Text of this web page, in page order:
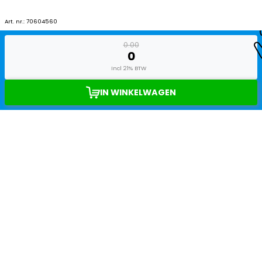
Art. nr.: 70604560
0.00
0
Incl 21% BTW
IN WINKELWAGEN